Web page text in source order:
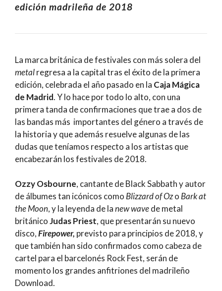
edición madrileña de 2018
La marca británica de festivales con más solera del
metalregresa a la capital tras el éxito de la primera
edición, celebrada el año pasado en la Caja Mágica
de Madrid. Y lo hace por todo lo alto, con una
primera tanda de confirmaciones que trae a dos de
las bandas más importantes del género a través de
la historia y que además resuelve algunas de las
dudas que teníamos respecto a los artistas que
encabezarán los festivales de 2018.
Ozzy Osbourne, cantante de Black Sabbath y autor
de álbumes tan icónicos como Blizzard of Ozo Bark at
the Moon, y la leyenda de lanew wavede metal
británicoJudas Priest, que presentarán su nuevo
disco,Firepower, previsto para principios de 2018, y
que también han sido confirmados como cabeza de
cartel para el barcelonés Rock Fest, serán de
momento los grandes anfitriones del madrileño
Download.